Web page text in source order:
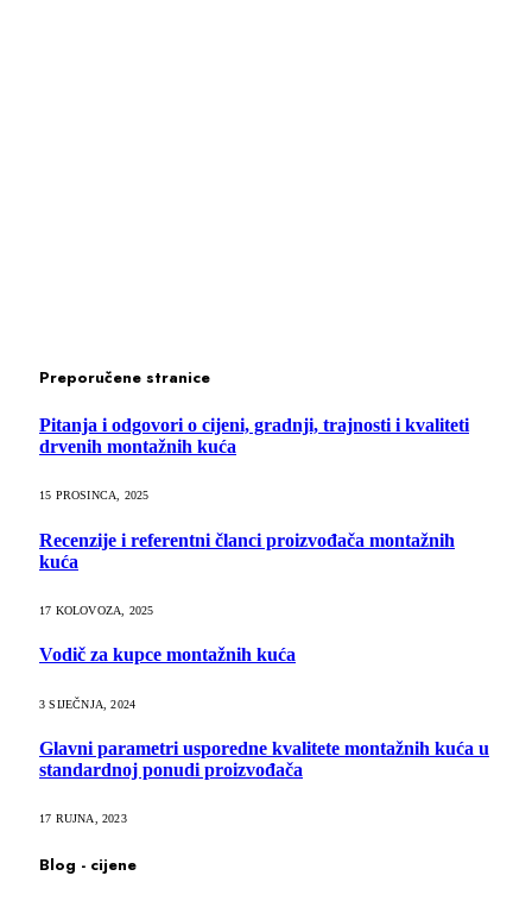
Preporučene stranice
Pitanja i odgovori o cijeni, gradnji, trajnosti i kvaliteti
drvenih montažnih kuća
15 PROSINCA, 2025
Recenzije i referentni članci proizvođača montažnih
kuća
17 KOLOVOZA, 2025
Vodič za kupce montažnih kuća
3 SIJEČNJA, 2024
Glavni parametri usporedne kvalitete montažnih kuća u
standardnoj ponudi proizvođača
17 RUJNA, 2023
Blog - cijene